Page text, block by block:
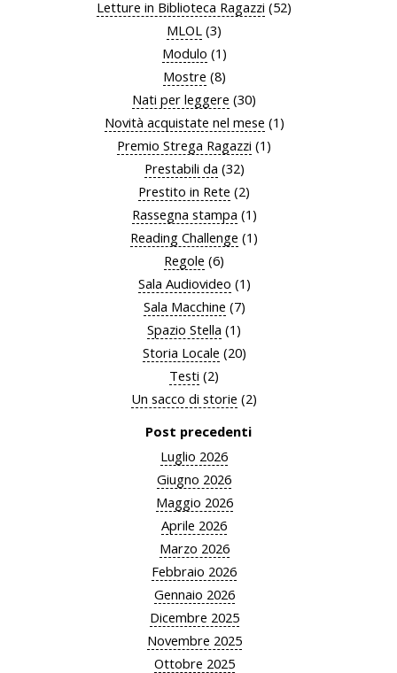
Letture in Biblioteca Ragazzi (52)
MLOL (3)
Modulo (1)
Mostre (8)
Nati per leggere (30)
Novità acquistate nel mese (1)
Premio Strega Ragazzi (1)
Prestabili da (32)
Prestito in Rete (2)
Rassegna stampa (1)
Reading Challenge (1)
Regole (6)
Sala Audiovideo (1)
Sala Macchine (7)
Spazio Stella (1)
Storia Locale (20)
Testi (2)
Un sacco di storie (2)
Post precedenti
Luglio 2026
Giugno 2026
Maggio 2026
Aprile 2026
Marzo 2026
Febbraio 2026
Gennaio 2026
Dicembre 2025
Novembre 2025
Ottobre 2025